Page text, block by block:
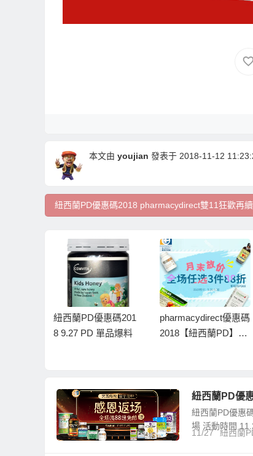
本文由 youjian 發表于 2018-11-12
紐西蘭PD優惠碼2018 pharmacydirect雙11狂歡再續
紐西蘭PD優惠碼201
8 9.27 PD 單品爆料
pharmacydirect優惠碼
2018【紐西蘭PD】月
紐西蘭PD優
紐西蘭PD優惠
場 活動時間
11/27 紐西蘭